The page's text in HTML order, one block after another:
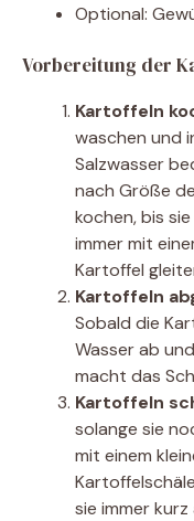
Optional:
Vorbereitung der
Kartoffeln
waschen und
Salzwasser
nach Größe
kochen, bis
immer mit
Kartoffel
Kartoffeln
Sobald die
Wasser ab
macht das
Kartoffeln
solange sie
mit einem
sie immer